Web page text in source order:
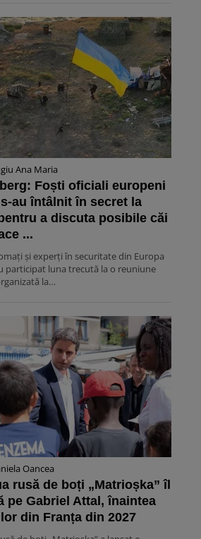
⁠Ana Maria
Foști oficiali europeni
au întâlnit în secret la
a discuta posibile căi
...
și experți în securitate din Europa
participat luna trecută la o reuniune
la…
Oancea
rusă de boți „Matrioșka” îl
pe Gabriel Attal, înaintea
din Franța din 2027